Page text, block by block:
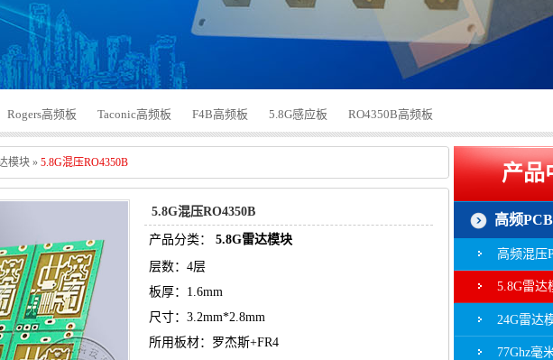
Rogers高频板 Taconic高频板 F4B高频板 5.8G感应板 RO4350B高频板
模块 » 5.8G混压RO4350B
5.8G混压RO4350B
产品分类： 5.8G雷达模块
层数：4层
板厚：1.6mm
尺寸：3.2mm*2.8mm
所用板材：罗杰斯+FR4
产品
高频PCB
高频混压
5.8G雷达
24G雷达
77Ghz毫